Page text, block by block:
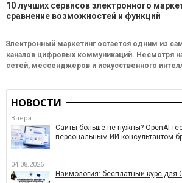
10 лучших сервисов электронного
сравнение возможностей и функций
Электронный маркетинг остается одним из
каналов цифровых коммуникаций. Несмотря
сетей, мессенджеров и искусственного
НОВОСТИ
Вчера
Сайты больше не нужны? OpenAI
персональным ИИ-консультантом
04.08.2026
Наймология: бесплатный курс для